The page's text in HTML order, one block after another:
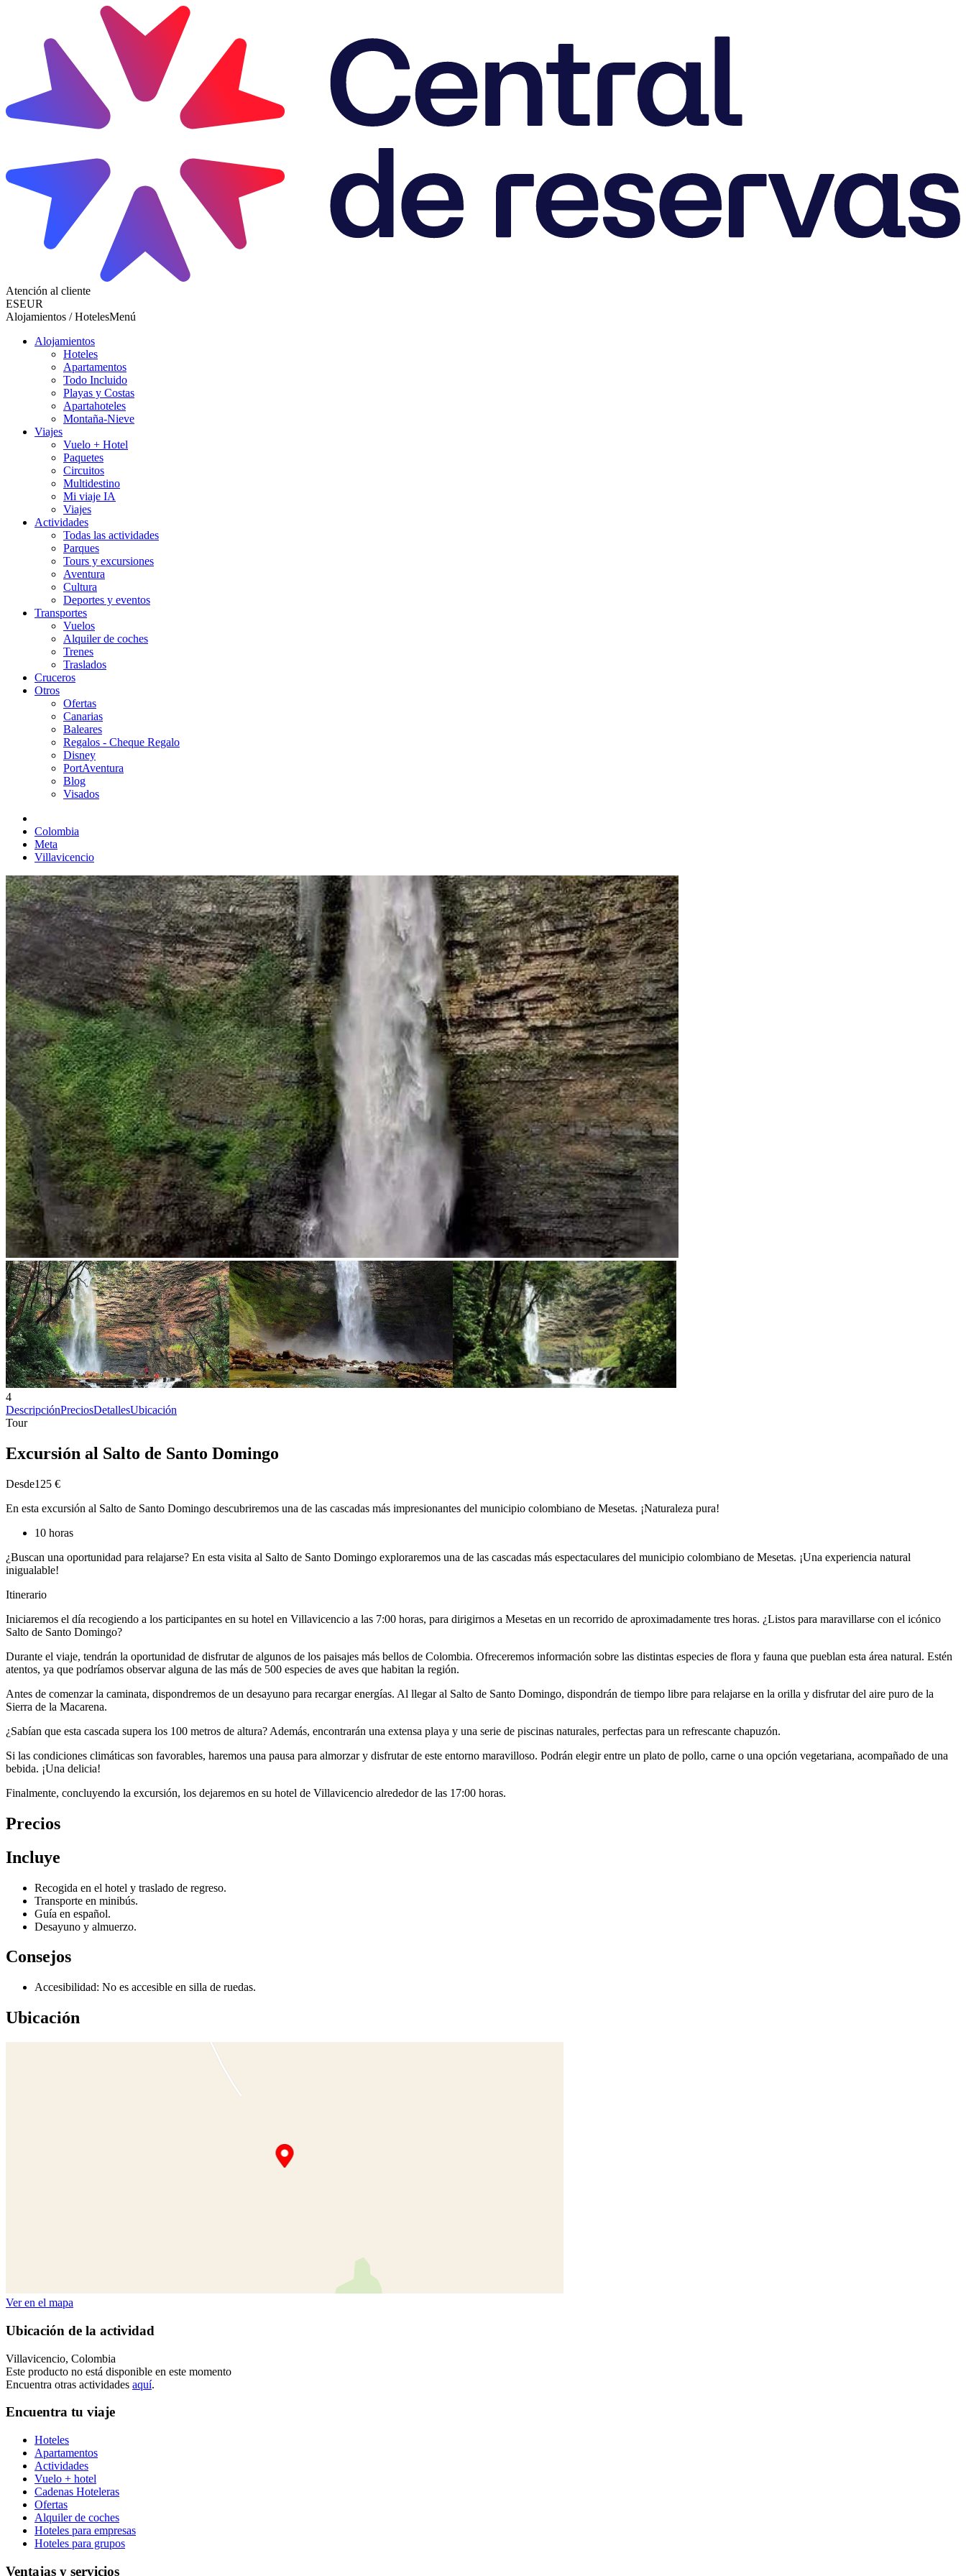
Atención al cliente
ESEUR
Alojamientos / HotelesMenú
Alojamientos
Hoteles
Apartamentos
Todo Incluido
Playas y Costas
Apartahoteles
Montaña-Nieve
Viajes
Vuelo + Hotel
Paquetes
Circuitos
Multidestino
Mi viaje IA
Viajes
Actividades
Todas las actividades
Parques
Tours y excursiones
Aventura
Cultura
Deportes y eventos
Transportes
Vuelos
Alquiler de coches
Trenes
Traslados
Cruceros
Otros
Ofertas
Canarias
Baleares
Regalos - Cheque Regalo
Disney
PortAventura
Blog
Visados
Colombia
Meta
Villavicencio
4
DescripciónPreciosDetallesUbicación
Tour
Excursión al Salto de Santo Domingo
Desde125 €
En esta excursión al Salto de Santo Domingo descubriremos una de las cascadas más impresionantes del municipio colombiano de Mesetas. ¡Naturaleza pura!
10 horas
¿Buscan una oportunidad para relajarse? En esta visita al Salto de Santo Domingo exploraremos una de las cascadas más espectaculares del municipio colombiano de Mesetas. ¡Una experiencia natural
inigualable!
Itinerario
Iniciaremos el día recogiendo a los participantes en su hotel en Villavicencio a las 7:00 horas, para dirigirnos a Mesetas en un recorrido de aproximadamente tres horas. ¿Listos para maravillarse con el icónico
Salto de Santo Domingo?
Durante el viaje, tendrán la oportunidad de disfrutar de algunos de los paisajes más bellos de Colombia. Ofreceremos información sobre las distintas especies de flora y fauna que pueblan esta área natural. Estén
atentos, ya que podríamos observar alguna de las más de 500 especies de aves que habitan la región.
Antes de comenzar la caminata, dispondremos de un desayuno para recargar energías. Al llegar al Salto de Santo Domingo, dispondrán de tiempo libre para relajarse en la orilla y disfrutar del aire puro de la
Sierra de la Macarena.
¿Sabían que esta cascada supera los 100 metros de altura? Además, encontrarán una extensa playa y una serie de piscinas naturales, perfectas para un refrescante chapuzón.
Si las condiciones climáticas son favorables, haremos una pausa para almorzar y disfrutar de este entorno maravilloso. Podrán elegir entre un plato de pollo, carne o una opción vegetariana, acompañado de una
bebida. ¡Una delicia!
Finalmente, concluyendo la excursión, los dejaremos en su hotel de Villavicencio alrededor de las 17:00 horas.
Precios
Incluye
Recogida en el hotel y traslado de regreso.
Transporte en minibús.
Guía en español.
Desayuno y almuerzo.
Consejos
Accesibilidad: No es accesible en silla de ruedas.
Ubicación
Ver en el mapa
Ubicación de la actividad
Villavicencio, Colombia
Este producto no está disponible en este momento
Encuentra otras actividades aquí.
Encuentra tu viaje
Hoteles
Apartamentos
Actividades
Vuelo + hotel
Cadenas Hoteleras
Ofertas
Alquiler de coches
Hoteles para empresas
Hoteles para grupos
Ventajas y servicios